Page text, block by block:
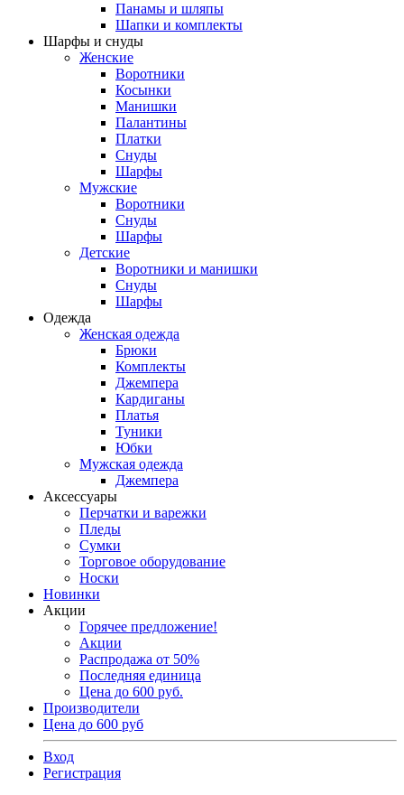
Панамы и шляпы
Шапки и комплекты
Шарфы и снуды
Женские
Воротники
Косынки
Манишки
Палантины
Платки
Снуды
Шарфы
Мужские
Воротники
Снуды
Шарфы
Детские
Воротники и манишки
Снуды
Шарфы
Одежда
Женская одежда
Брюки
Комплекты
Джемпера
Кардиганы
Платья
Туники
Юбки
Мужская одежда
Джемпера
Аксессуары
Перчатки и варежки
Пледы
Сумки
Торговое оборудование
Носки
Новинки
Акции
Горячее предложение!
Акции
Распродажа от 50%
Последняя единица
Цена до 600 руб.
Производители
Цена до 600 руб
Вход
Регистрация